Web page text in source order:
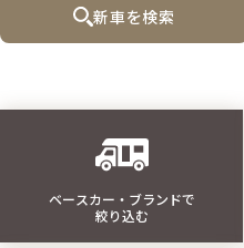
新車を検索
ベースカー・ブランドで
絞り込む